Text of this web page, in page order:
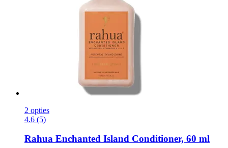
2 opties
4.6 (5)
Rahua Enchanted Island Conditioner, 60 ml